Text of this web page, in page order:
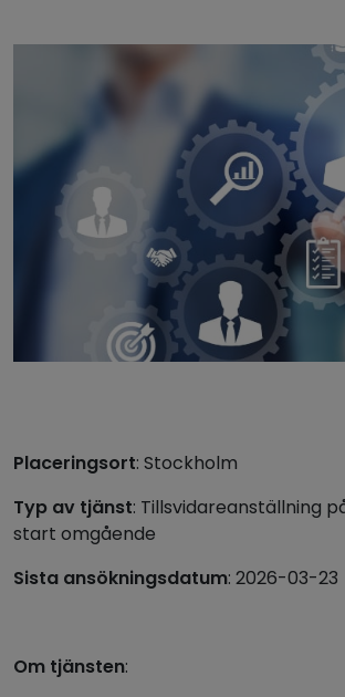
Placeringsort: Stockholm
Typ av tjänst: Tillsvidareanställning
start omgående
Sista ansökningsdatum: 2026-03-23
Om tjänsten: